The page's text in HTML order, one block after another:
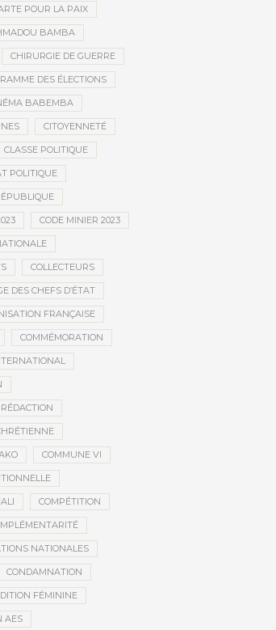
POUR LA PAIX
BAMBA
CHIRURGIE DE GUERRE
DES ÉLECTIONS
BABEMBA
CITOYENNETÉ
CLASSE POLITIQUE
POLITIQUE
CODE MINIER 2023
COLLECTEURS
DES CHEFS D’ÉTAT
FRANÇAISE
COMMÉMORATION
COMMUNE VI
COMPÉTITION
NATIONALES
CONDAMNATION
FÉMININE
AES